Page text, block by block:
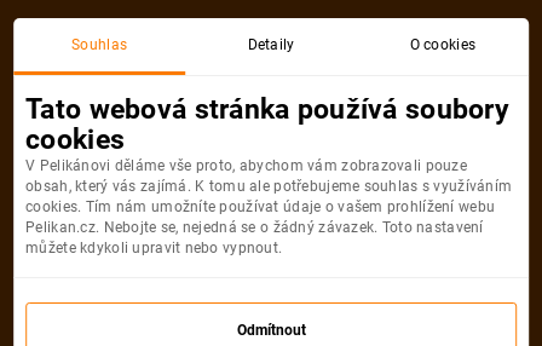
Akční letenka
Litujeme, akční letenka do města už
není dostupná
Souhlas Detaily O cookies
Tato webová stránka používá soubory
cookies
V Pelikánovi děláme vše proto, abychom vám zobrazovali pouze
obsah, který vás zajímá. K tomu ale potřebujeme souhlas s využíváním
cookies. Tím nám umožníte používat údaje o vašem prohlížení webu
Pelikan.cz. Nebojte se, nejedná se o žádný závazek. Toto nastavení
můžete kdykoli upravit nebo vypnout.
Odmítnout